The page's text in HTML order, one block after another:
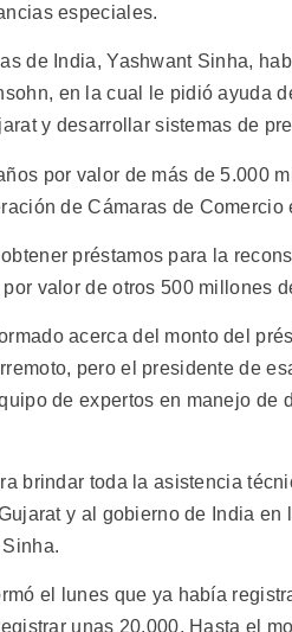
especiales.
de India, Yashwant Sinha,
en la cual le pidió ayuda
y desarrollar sistemas de
por valor de más de 5.000
de Cámaras de Comercio
préstamos para la
valor de otros 500 millones
acerca del monto del
pero el presidente de
de expertos en manejo de
brindar toda la asistencia
y al gobierno de India
el lunes que ya había
unas 20.000. Hasta el